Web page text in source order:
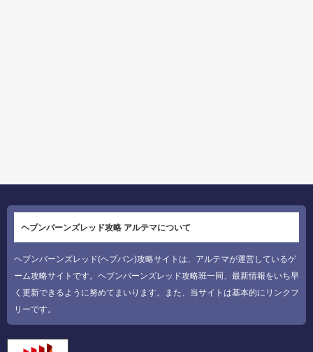
ヘブンバーンズレッド攻略 アルテマについて
ヘブンバーンズレッド(ヘブバン)攻略サイトは、アルテマが運営しているゲ
ーム攻略サイトです。ヘブンバーンズレッド攻略班一同、最新情報をいち早
く更新できるように努めてまいります。また、当サイトは基本的にリンクフ
リーです。